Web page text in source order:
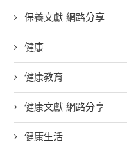
保養文獻 網路分享
健康
健康教育
健康文獻 網路分享
健康生活